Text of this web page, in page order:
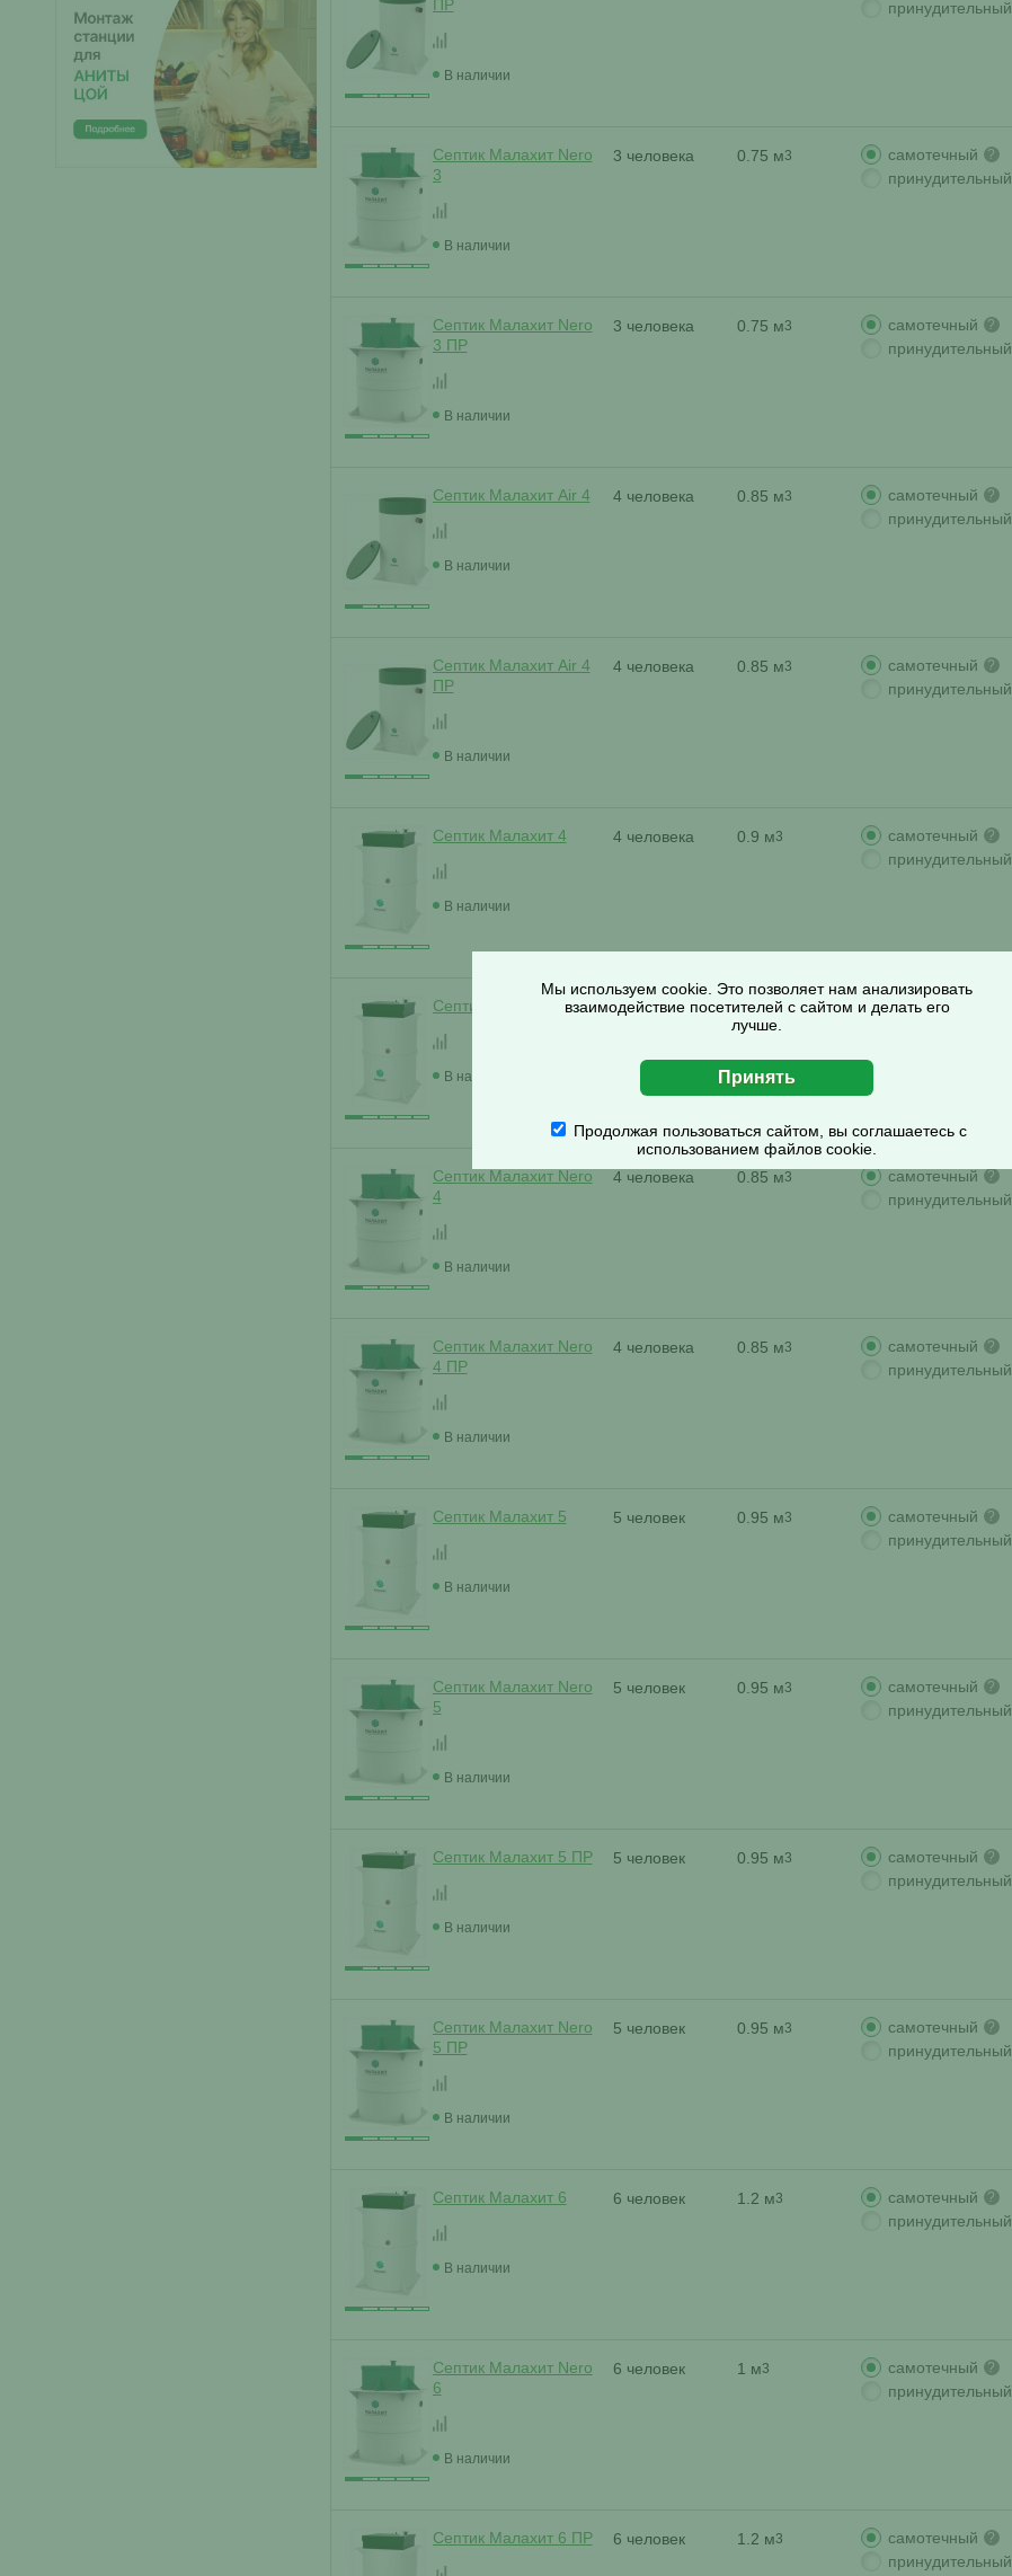
ПР
В наличии
принудительный
Септик Малахит Nero
3
В наличии
3 человека 0.75 м3 самотечный ?
принудительный
Септик Малахит Nero
3 ПР
В наличии
3 человека 0.75 м3 самотечный ?
принудительный
Септик Малахит Air 4
В наличии
4 человека 0.85 м3 самотечный ?
принудительный
Септик Малахит Air 4
ПР
В наличии
4 человека 0.85 м3 самотечный ?
принудительный
Септик Малахит 4
В наличии
4 человека 0.9 м3 самотечный ?
принудительный
Септик Малахит 4 ПР
В наличии
4 человека 0.9 м3 самотечный
Септик Малахит Nero
4
В наличии
4 человека 0.85 м3 самотечный ?
принудительный
Септик Малахит Nero
4 ПР
В наличии
4 человека 0.85 м3 самотечный ?
принудительный
Септик Малахит 5
В наличии
5 человек 0.95 м3 самотечный ?
принудительный
Септик Малахит Nero
5
В наличии
5 человек 0.95 м3 самотечный ?
принудительный
Септик Малахит 5 ПР
В наличии
5 человек 0.95 м3 самотечный ?
принудительный
Септик Малахит Nero
5 ПР
В наличии
5 человек 0.95 м3 самотечный ?
принудительный
Септик Малахит 6
В наличии
6 человек 1.2 м3 самотечный ?
принудительный
Септик Малахит Nero
6
В наличии
6 человек 1 м3 самотечный ?
принудительный
Септик Малахит 6 ПР 6 человек 1.2 м3 самотечный ?
принудительный
Мы используем cookie. Это позволяет нам анализировать
взаимодействие посетителей с сайтом и делать его
лучше.
Продолжая пользоваться сайтом, вы соглашаетесь с
использованием файлов cookie.